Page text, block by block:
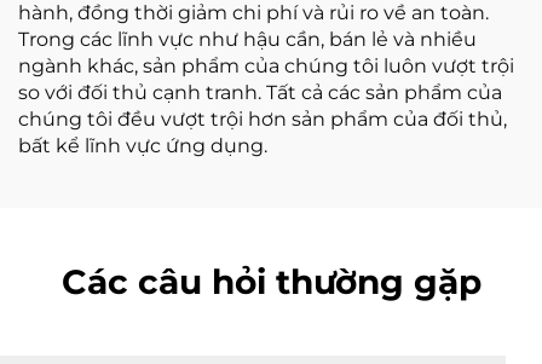
hành, đồng thời giảm chi phí và rủi ro về an toàn.
Trong các lĩnh vực như hậu cần, bán lẻ và nhiều
ngành khác, sản phẩm của chúng tôi luôn vượt trội
so với đối thủ cạnh tranh. Tất cả các sản phẩm của
chúng tôi đều vượt trội hơn sản phẩm của đối thủ,
bất kể lĩnh vực ứng dụng.
Các câu hỏi thường gặp